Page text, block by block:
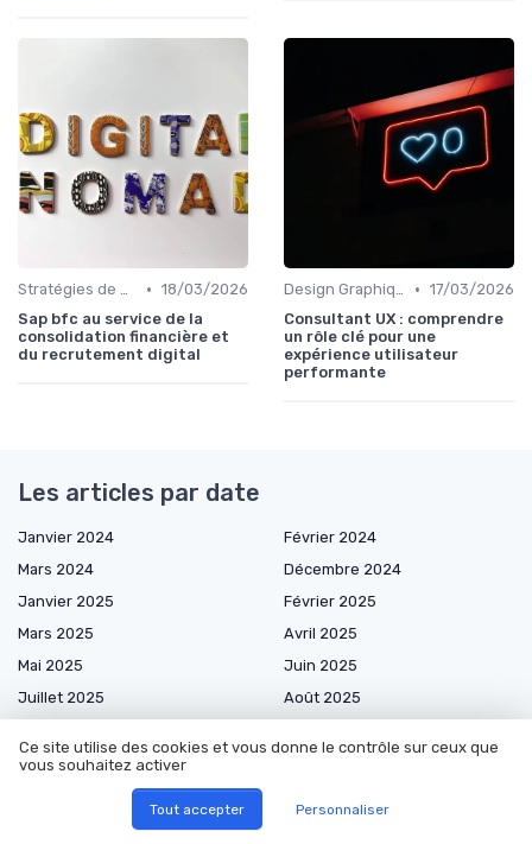
Stratégies de Recrutement Digital • 18/03/2026
Sap bfc au service de la
consolidation financière et
du recrutement digital
Design Graphique et UX/UI • 17/03/2026
Consultant UX : comprendre
un rôle clé pour une
expérience utilisateur
performante
Les articles par date
Janvier 2024
Février 2024
Mars 2024
Décembre 2024
Janvier 2025
Février 2025
Mars 2025
Avril 2025
Mai 2025
Juin 2025
Juillet 2025
Août 2025
Novembre 2025
Ce site utilise des cookies et vous donne le contrôle sur ceux que
vous souhaitez activer
Tout accepter Personnaliser